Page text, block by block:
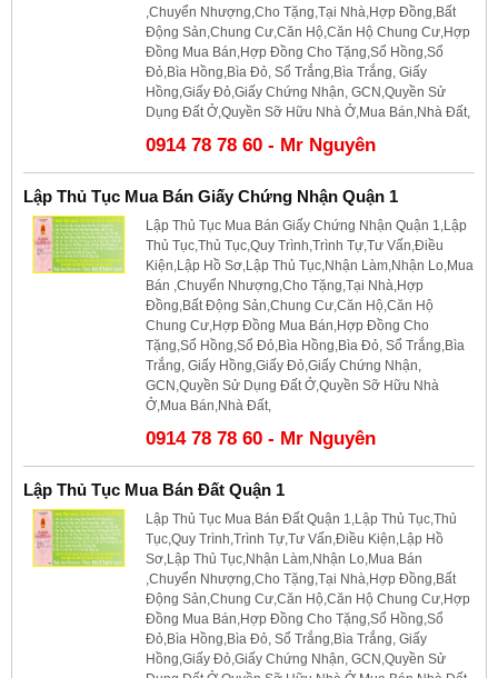
,Chuyển Nhượng,Cho Tặng,Tại Nhà,Hợp Đồng,Bất
Động Sản,Chung Cư,Căn Hộ,Căn Hộ Chung Cư,Hợp
Đồng Mua Bán,Hợp Đồng Cho Tặng,Sổ Hồng,Sổ
Đỏ,Bìa Hồng,Bìa Đỏ, Sổ Trắng,Bìa Trắng, Giấy
Hồng,Giấy Đỏ,Giấy Chứng Nhận, GCN,Quyền Sử
Dụng Đất Ở,Quyền Sỡ Hữu Nhà Ở,Mua Bán,Nhà Đất,
0914 78 78 60 - Mr Nguyên
Lập Thủ Tục Mua Bán Giấy Chứng Nhận Quận 1
Lập Thủ Tục Mua Bán Giấy Chứng Nhận Quận 1,Lập
Thủ Tục,Thủ Tục,Quy Trình,Trình Tự,Tư Vấn,Điều
Kiện,Lập Hồ Sơ,Lập Thủ Tục,Nhận Làm,Nhận Lo,Mua
Bán ,Chuyển Nhượng,Cho Tặng,Tại Nhà,Hợp
Đồng,Bất Động Sản,Chung Cư,Căn Hộ,Căn Hộ
Chung Cư,Hợp Đồng Mua Bán,Hợp Đồng Cho
Tặng,Sổ Hồng,Sổ Đỏ,Bìa Hồng,Bìa Đỏ, Sổ Trắng,Bìa
Trắng, Giấy Hồng,Giấy Đỏ,Giấy Chứng Nhận,
GCN,Quyền Sử Dụng Đất Ở,Quyền Sỡ Hữu Nhà
Ở,Mua Bán,Nhà Đất,
0914 78 78 60 - Mr Nguyên
Lập Thủ Tục Mua Bán Đất Quận 1
Lập Thủ Tục Mua Bán Đất Quận 1,Lập Thủ Tục,Thủ
Tục,Quy Trình,Trình Tự,Tư Vấn,Điều Kiện,Lập Hồ
Sơ,Lập Thủ Tục,Nhận Làm,Nhận Lo,Mua Bán
,Chuyển Nhượng,Cho Tặng,Tại Nhà,Hợp Đồng,Bất
Động Sản,Chung Cư,Căn Hộ,Căn Hộ Chung Cư,Hợp
Đồng Mua Bán,Hợp Đồng Cho Tặng,Sổ Hồng,Sổ
Đỏ,Bìa Hồng,Bìa Đỏ, Sổ Trắng,Bìa Trắng, Giấy
Hồng,Giấy Đỏ,Giấy Chứng Nhận, GCN,Quyền Sử